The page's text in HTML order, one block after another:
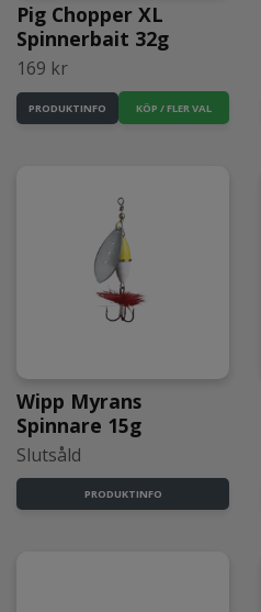
Pig Chopper XL
Spinnerbait 32g
169 kr
PRODUKTINFO KÖP / FLER VAL
Wipp Myrans
Spinnare 15g
Slutsåld
PRODUKTINFO